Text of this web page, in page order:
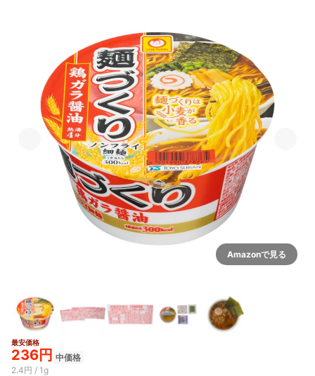
Amazonで見る
最安価格
236円 中価格
2.4円 / 1g